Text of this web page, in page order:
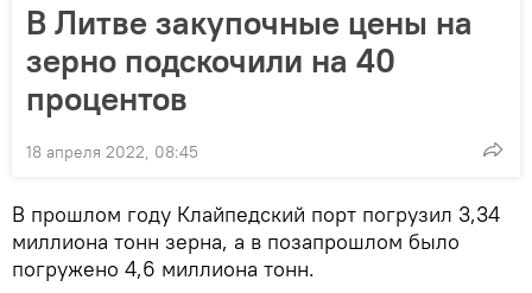
В Литве закупочные цены на
зерно подскочили на 40
процентов
18 апреля 2022, 08:45
В прошлом году Клайпедский порт погрузил 3,34
миллиона тонн зерна, а в позапрошлом было
погружено 4,6 миллиона тонн.